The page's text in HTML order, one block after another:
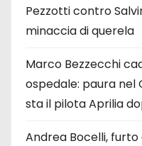
Pezzotti contro
minaccia di querela
Marco Bezzecchi
ospedale: paura nel
sta il pilota Aprilia
Andrea Bocelli,